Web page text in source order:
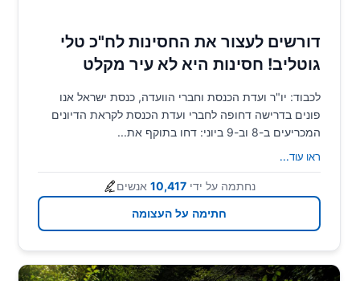
דורשים לעצור את החסינות לח"כ טלי
גוטליב! חסינות היא לא עיר מקלט
לכבוד: יו"ר ועדת הכנסת וחברי הוועדה, כנסת ישראל אנו
פונים בדרישה דחופה לחברי ועדת הכנסת לקראת הדיונים
המכריעים ב-8 וב-9 ביוני: דחו בתוקף את...
ראו עוד...
נחתמה על ידי 10,417 אנשים
חתימה על העצומה